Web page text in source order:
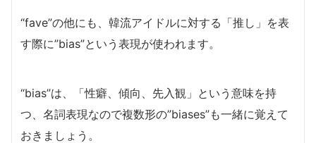
“fave”の他にも、韓流アイドルに対する「推し」を表
す際に”bias”という表現が使われます。
“bias”は、「性癖、傾向、先入観」という意味を持
つ、名詞表現なので複数形の”biases”も一緒に覚えて
おきましょう。